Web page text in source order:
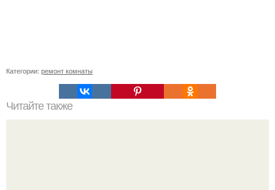
Категории: ремонт комнаты
Читайте также